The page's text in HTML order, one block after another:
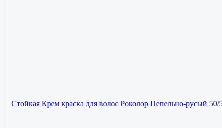
Стойкая Крем краска для волос Роколор Пепельно-русый 50/